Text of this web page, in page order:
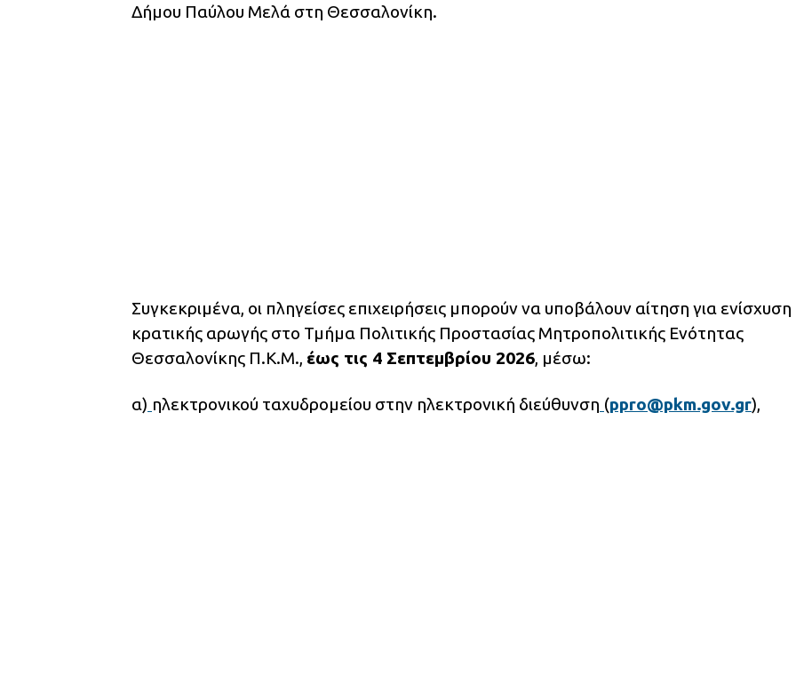
Δήμου Παύλου Μελά στη Θεσσαλονίκη.
Συγκεκριμένα, οι πληγείσες επιχειρήσεις μπορούν να υποβάλουν αίτηση για ενίσχυση
κρατικής αρωγής στο Τμήμα Πολιτικής Προστασίας Μητροπολιτικής Ενότητας
Θεσσαλονίκης Π.Κ.Μ., έως τις 4 Σεπτεμβρίου 2026, μέσω:
α) ηλεκτρονικού ταχυδρομείου στην ηλεκτρονική διεύθυνση (ppro@pkm.gov.gr),